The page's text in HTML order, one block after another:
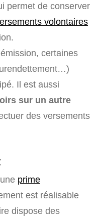
permet de conserver
volontaires
certaines
Il est aussi
sur un autre
des versements
prime
est réalisable
dispose des